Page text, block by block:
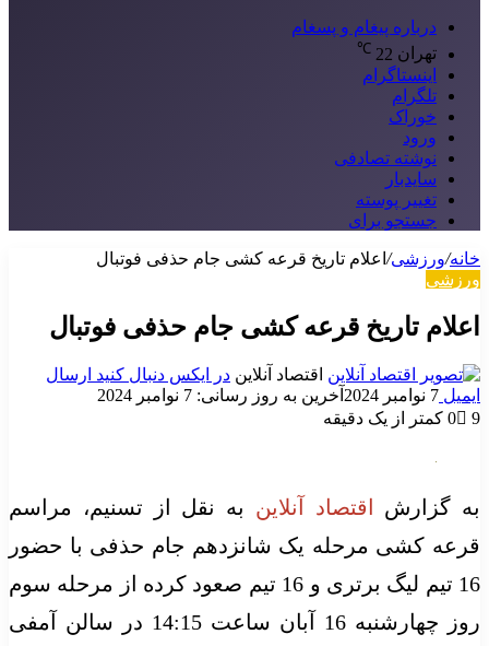
درباره پیغام و پسغام
تهران 22
℃
اینستاگرام
تلگرام
خوراک
ورود
نوشته تصادفی
سایدبار
تغییر پوسته
جستجو برای
خانه/ورزشی/ اعلام تاریخ قرعه کشی جام حذفی فوتبال
ورزشی
اعلام تاریخ قرعه کشی جام حذفی فوتبال
اقتصاد آنلاین در ایکس دنبال کنید ارسال
ایمیل 7 نوامبر 2024
آخرین به روز رسانی: 7 نوامبر 2024
0
9 کمتر از یک دقیقه
به گزارش اقتصاد آنلاین به نقل از تسنیم، مراسم
قرعه کشی مرحله یک شانزدهم جام حذفی با حضور
16 تیم لیگ برتری و 16 تیم صعود کرده از مرحله سوم
روز چهارشنبه 16 آبان ساعت 14:15 در سالن آمفی